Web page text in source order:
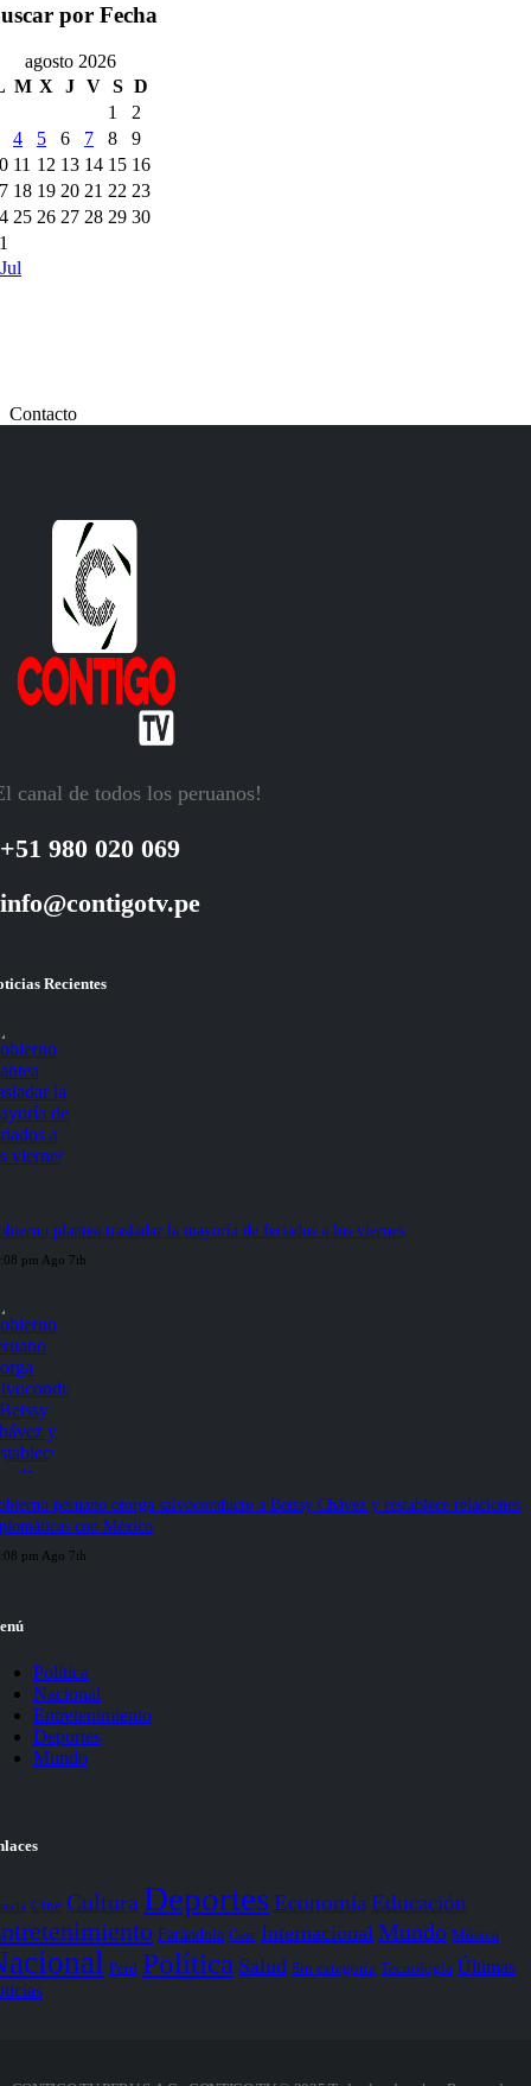
por Fecha
agosto 2026
M X J V S D
1
2
4
5 6 7 8
9
11 12 13 14 15 16
18 19 20 21 22 23
25 26 27 28 29 30
Contacto
canal de todos los peruanos!
+51 980 020 069
info@contigotv.pe
Recientes
plantea trasladar la mayoría de feriados a los viernes
pm Ago 7th
peruano otorga salvoconducto a Betssy Chávez y restablece relaciones
con México
pm Ago 7th
Política
Nacional
Entretenimiento
Deportes
Mundo
Cine Cultura DeportesEconomíaEducación
Farándula Gear Internacional Mundo Música
Perú Política Salud Sin categoría Tecnología Últimas